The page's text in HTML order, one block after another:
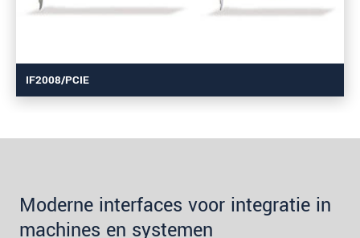
IF2008/PCIE
Moderne interfaces voor integratie in
machines en systemen